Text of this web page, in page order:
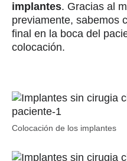
implantes. Gracias al
previamente, sabemos
final en la boca del
colocación.
Colocación de los implantes